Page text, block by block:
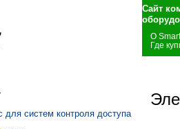
Сайт
О
Где
систем контроля доступа